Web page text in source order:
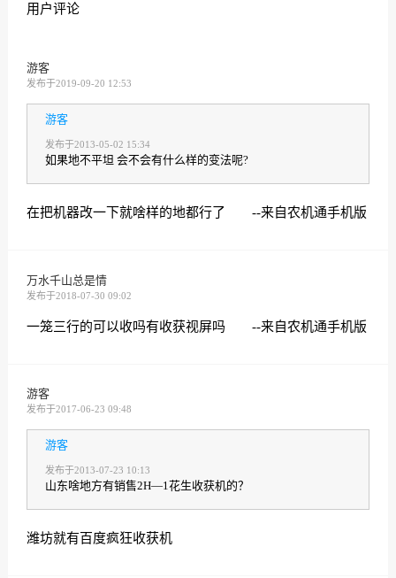
用户评论
游客
发布于2019-09-20 12:53
游客
发布于2013-05-02 15:34
如果地不平坦 会不会有什么样的变法呢?
在把机器改一下就啥样的地都行了 --来自农机通手机版
万水千山总是情
发布于2018-07-30 09:02
一笼三行的可以收吗有收获视屏吗 --来自农机通手机版
游客
发布于2017-06-23 09:48
游客
发布于2013-07-23 10:13
山东啥地方有销售2H—1花生收获机的？
潍坊就有百度疯狂收获机